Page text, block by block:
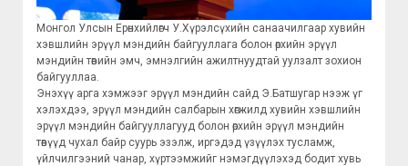
Монгол Улсын Ерөнхийлөгч У.Хүрэлсүхийн санаачилгаар хувийн
хэвшлийн эрүүл мэндийн байгууллага болон өрхийн эрүүл
мэндийн төвийн эмч, эмнэлгийн ажилтнуудтай уулзалт зохион
байгууллаа.
Энэхүү арга хэмжээг эрүүл мэндийн сайд Э.Батшугар нээж үг
хэлэхдээ, эрүүл мэндийн салбарын хөгжилд хувийн хэвшлийн
эрүүл мэндийн байгууллагууд болон өрхийн эрүүл мэндийн
төвүүд чухал байр суурь эзэлж, иргэдэд үзүүлэх тусламж,
үйлчилгээний чанар, хүртээмжийг нэмэгдүүлэхэд бодит хувь